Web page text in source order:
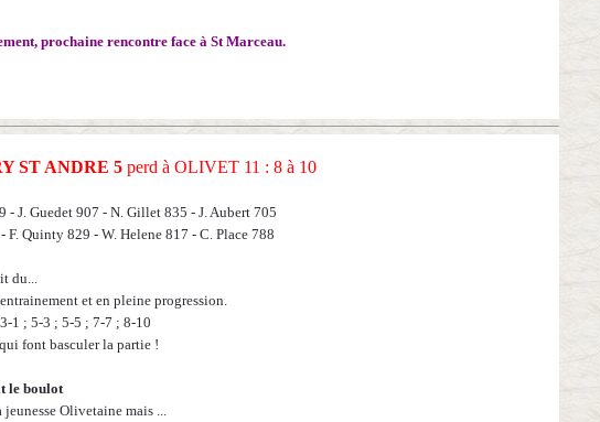
prochaine rencontre face à St Marceau.
ST ANDRE 5 perd à OLIVET 11 : 8 à 10
- J. Guedet 907 - N. Gillet 835 - J. Aubert 705
F. Quinty 829 - W. Helene 817 - C. Place 788
du...
et en pleine progression.
1 ; 5-3 ; 5-5 ; 7-7 ; 8-10
font basculer la partie !
le boulot
Olivetaine mais ...